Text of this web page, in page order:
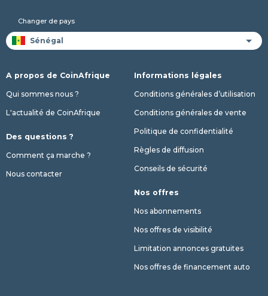
Changer de pays
A propos de CoinAfrique
Qui sommes nous ?
L'actualité de CoinAfrique
Des questions ?
Comment ça marche ?
Nous contacter
Informations légales
Conditions générales d’utilisation
Conditions générales de vente
Politique de confidentialité
Règles de diffusion
Conseils de sécurité
Nos offres
Nos abonnements
Nos offres de visibilité
Limitation annonces gratuites
Nos offres de financement auto